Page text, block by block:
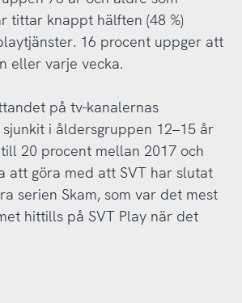
tittar knappt hälften (48 %)
16 procent uppger att
eller varje vecka.
på tv-kanalernas
i åldersgruppen 12–15 år
20 procent mellan 2017 och
att göra med att SVT har slutat
serien Skam, som var det mest
hittills på SVT Play när det